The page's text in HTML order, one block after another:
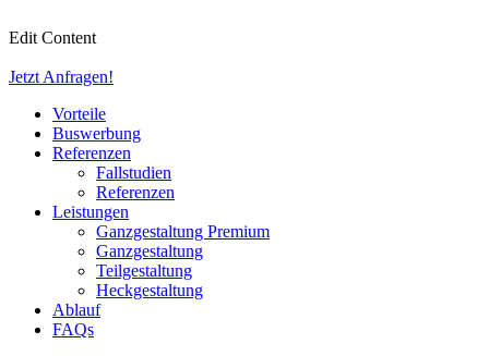
Inhalt
Edit Content
Jetzt Anfragen!
Vorteile
Buswerbung
Referenzen
Fallstudien
Referenzen
Leistungen
Ganzgestaltung Premium
Ganzgestaltung
Teilgestaltung
Heckgestaltung
Ablauf
FAQs